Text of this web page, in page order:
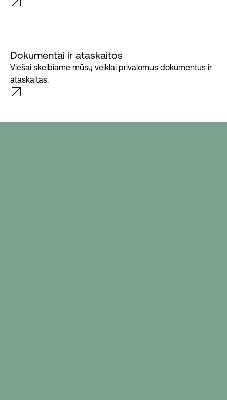
Dokumentai ir ataskaitos
Viešai skelbiame mūsų veiklai privalomus dokumentus ir
ataskaitas.